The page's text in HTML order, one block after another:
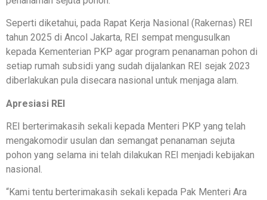
Seperti diketahui, pada Rapat Kerja Nasional (Rakernas) REI
tahun 2025 di Ancol Jakarta, REI sempat mengusulkan
kepada Kementerian PKP agar program penanaman pohon di
setiap rumah subsidi yang sudah dijalankan REI sejak 2023
diberlakukan pula disecara nasional untuk menjaga alam.
Apresiasi REI
REI berterimakasih sekali kepada Menteri PKP yang telah
mengakomodir usulan dan semangat penanaman sejuta
pohon yang selama ini telah dilakukan REI menjadi kebijakan
nasional.
“Kami tentu berterimakasih sekali kepada Pak Menteri Ara